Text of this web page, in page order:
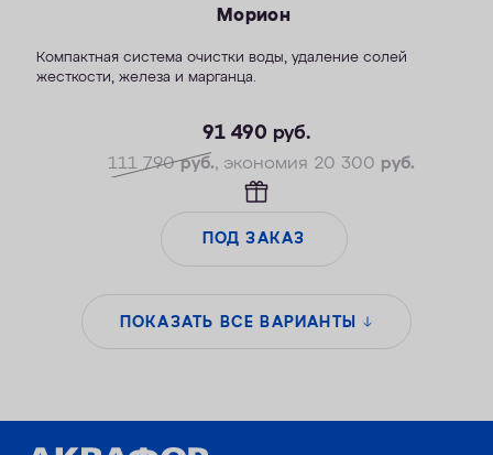
Морион
Компактная система очистки воды, удаление солей
жесткости, железа и марганца.
— Максимальная удаляемая жесткость — 34 мг-экв/л
— Максимальная удаляемая концентрация железа — 14 мг/л
— Максимальная удаляемая концентрация растворенного
— Объем воды/соли на регенерацию от 70 литров / 1,4 кг
— Удаляет сероводород до 1 мг/л
91 490 руб.
111 790руб., экономия 20 300 руб.
ПОД ЗАКАЗ
ПОКАЗАТЬ ВСЕ ВАРИАНТЫ